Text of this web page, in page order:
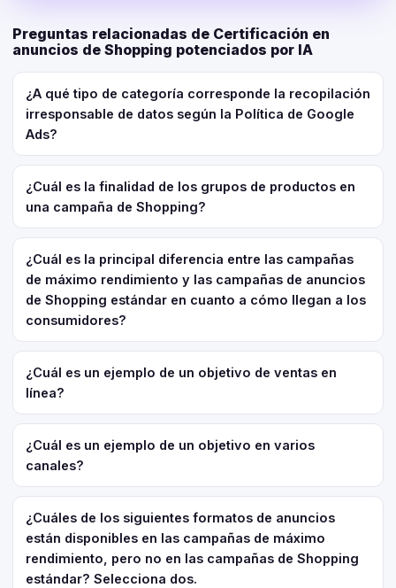
Preguntas relacionadas de Certificación en
anuncios de Shopping potenciados por IA
¿A qué tipo de categoría corresponde la recopilación
irresponsable de datos según la Política de Google
Ads?
¿Cuál es la finalidad de los grupos de productos en
una campaña de Shopping?
¿Cuál es la principal diferencia entre las campañas
de máximo rendimiento y las campañas de anuncios
de Shopping estándar en cuanto a cómo llegan a los
consumidores?
¿Cuál es un ejemplo de un objetivo de ventas en
línea?
¿Cuál es un ejemplo de un objetivo en varios
canales?
¿Cuáles de los siguientes formatos de anuncios
están disponibles en las campañas de máximo
rendimiento, pero no en las campañas de Shopping
estándar? Selecciona dos.